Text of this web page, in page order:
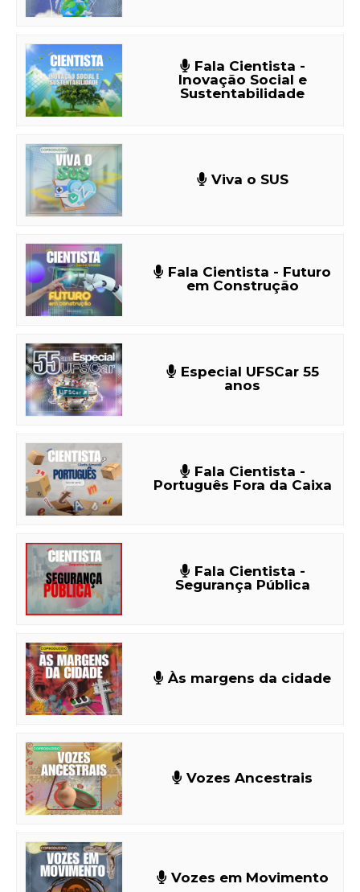
Fala Cientista -
Inovação Social e
Sustentabilidade
Viva o SUS
Fala Cientista - Futuro
em Construção
Especial UFSCar 55
anos
Fala Cientista -
Português Fora da Caixa
Fala Cientista -
Segurança Pública
Às margens da cidade
Vozes Ancestrais
Vozes em Movimento